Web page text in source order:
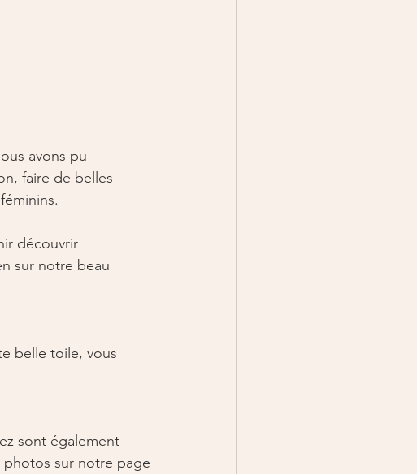
avons pu
faire de belles
découvrir
sur notre beau
belle toile, vous
sont également
photos sur notre page